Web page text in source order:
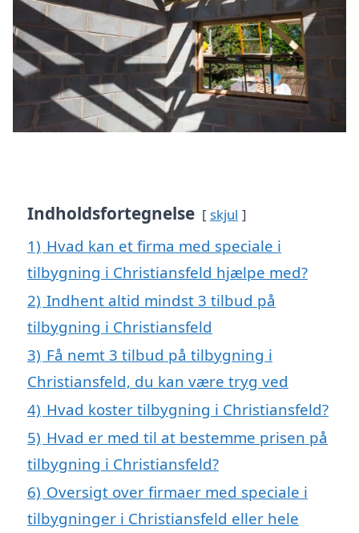
Indholdsfortegnelse skjul
1) Hvad kan et firma med speciale i
tilbygning i Christiansfeld hjælpe med?
2) Indhent altid mindst 3 tilbud på
tilbygning i Christiansfeld
3) Få nemt 3 tilbud på tilbygning i
Christiansfeld, du kan være tryg ved
4) Hvad koster tilbygning i Christiansfeld?
5) Hvad er med til at bestemme prisen på
tilbygning i Christiansfeld?
6) Oversigt over firmaer med speciale i
tilbygninger i Christiansfeld eller hele